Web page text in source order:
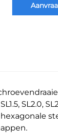
SL2.0,